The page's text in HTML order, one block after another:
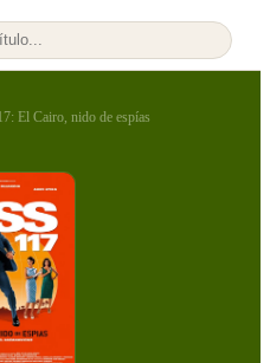
El Cairo, nido de espías